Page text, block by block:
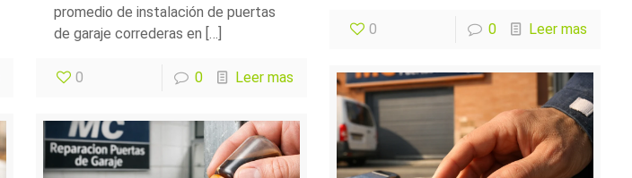
0 0 Leer mas
promedio de instalación de puertas
de garaje correderas en […]
0 0 Leer mas